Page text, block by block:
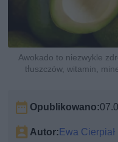
Awokado to niezwykle
tłuszczów, witamin,
Opublikowano:
Autor:Ewa Cierpiał